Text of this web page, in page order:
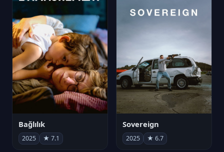
Bağlılık
2025 ★ 7.1
Sovereign
2025 ★ 6.7